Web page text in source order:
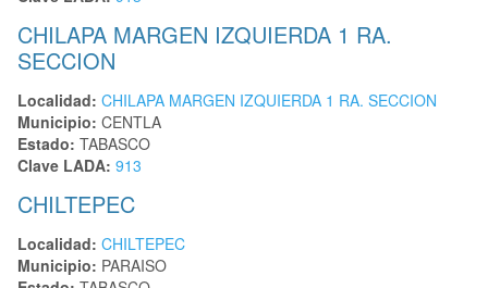
CHILAPA MARGEN IZQUIERDA 1 RA.
SECCION
Localidad: CHILAPA MARGEN IZQUIERDA 1 RA. SECCION
Municipio: CENTLA
Estado: TABASCO
Clave LADA: 913
CHILTEPEC
Localidad: CHILTEPEC
Municipio: PARAISO